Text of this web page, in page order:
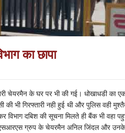
का छापा
चेयरमैन के घर पर भी की गई। धोखाधडी का
भी गिरफ्तारी नही हुई थी और पुलिस वही
विभाग दबिश की सूचना मिलते ही बैंक भी
ग्रुप के चेयरमैन अनिल जिंदल और उनके